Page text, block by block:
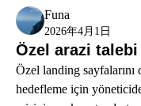
Funa
2026年4月1日
Özel arazi talebi
Özel landing sayfalarını
hedefleme için